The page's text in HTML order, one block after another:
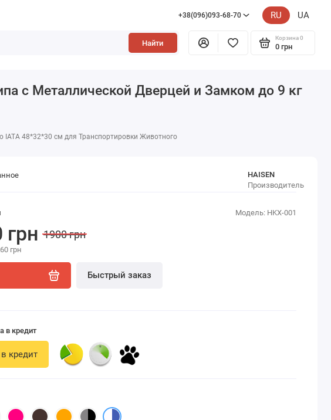
+38(096)093-68-70 RU UA
Найти
Корзина 0
0 грн
с Металлической Дверцей и Замком до 9 кг
48*32*30 см для Транспортировки Животного
Модель: HKX-001
HAISEN
Производитель
грн 1900 грн
грн
Быстрый заказ
в кредит
кредит